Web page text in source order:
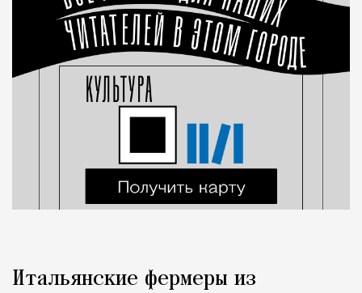
Итальянские фермеры из